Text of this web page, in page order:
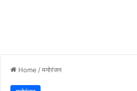
Home /मनोरंजन